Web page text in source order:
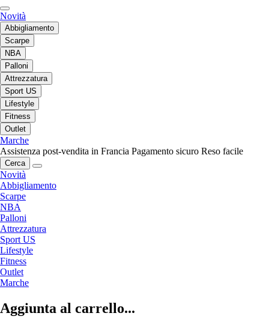
Novità
Abbigliamento
Scarpe
NBA
Palloni
Attrezzatura
Sport US
Lifestyle
Fitness
Outlet
Marche
Assistenza post-vendita in Francia Pagamento sicuro Reso facile
Cerca
Novità
Abbigliamento
Scarpe
NBA
Palloni
Attrezzatura
Sport US
Lifestyle
Fitness
Outlet
Marche
Aggiunta al carrello...